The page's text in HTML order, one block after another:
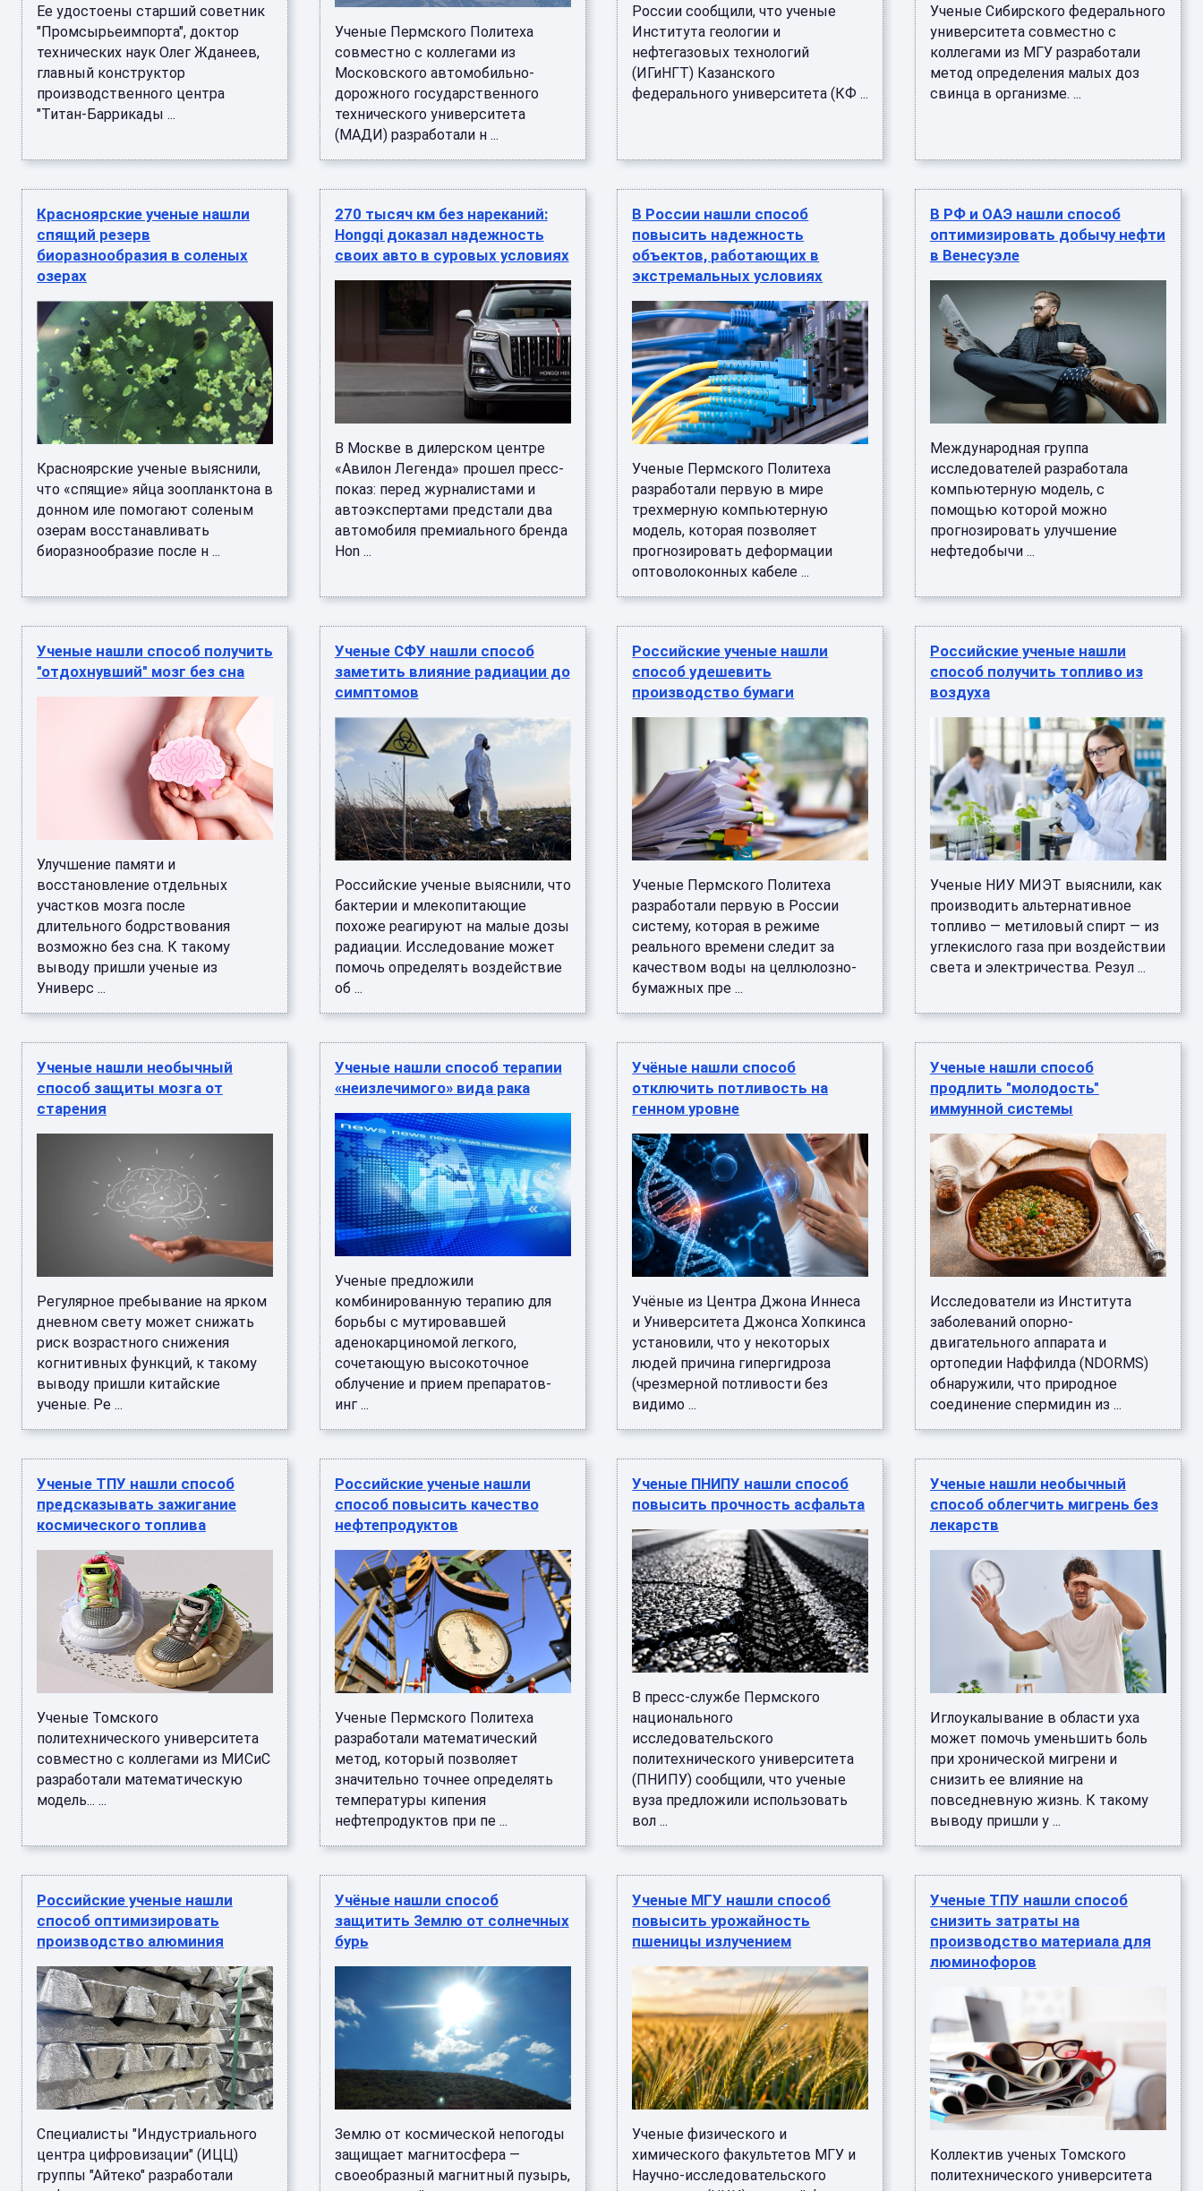
Ее удостоены старший советник
"Промсырьеимпорта", доктор
технических наук Олег Жданеев,
главный конструктор
производственного центра
"Титан-Баррикады ...
Ученые Пермского Политеха
совместно с коллегами из
Московского автомобильно-
дорожного государственного
технического университета
(МАДИ) разработали н ...
России сообщили, что ученые
Института геологии и
нефтегазовых технологий
(ИГиНГТ) Казанского
федерального университета (КФ ...
Ученые Сибирского федерального
университета совместно с
коллегами из МГУ разработали
метод определения малых доз
свинца в организме. ...
Красноярские ученые нашли
спящий резерв
биоразнообразия в соленых
озерах
Красноярские ученые выяснили,
что «спящие» яйца зоопланктона в
донном иле помогают соленым
озерам восстанавливать
биоразнообразие после н ...
270 тысяч км без нареканий:
Hongqi доказал надежность
своих авто в суровых условиях
В Москве в дилерском центре
«Авилон Легенда» прошел пресс-
показ: перед журналистами и
автоэкспертами предстали два
автомобиля премиального бренда
Hon ...
В России нашли способ
повысить надежность
объектов, работающих в
экстремальных условиях
Ученые Пермского Политеха
разработали первую в мире
трехмерную компьютерную
модель, которая позволяет
прогнозировать деформации
оптоволоконных кабеле ...
В РФ и ОАЭ нашли способ
оптимизировать добычу нефти
в Венесуэле
Международная группа
исследователей разработала
компьютерную модель, с
помощью которой можно
прогнозировать улучшение
нефтедобычи ...
Ученые нашли способ получить
"отдохнувший" мозг без сна
Улучшение памяти и
восстановление отдельных
участков мозга после
длительного бодрствования
возможно без сна. К такому
выводу пришли ученые из
Универс ...
Ученые СФУ нашли способ
заметить влияние радиации до
симптомов
Российские ученые выяснили, что
бактерии и млекопитающие
похоже реагируют на малые дозы
радиации. Исследование может
помочь определять воздействие
об ...
Российские ученые нашли
способ удешевить
производство бумаги
Ученые Пермского Политеха
разработали первую в России
систему, которая в режиме
реального времени следит за
качеством воды на целлюлозно-
бумажных пре ...
Российские ученые нашли
способ получить топливо из
воздуха
Ученые НИУ МИЭТ выяснили, как
производить альтернативное
топливо — метиловый спирт — из
углекислого газа при воздействии
света и электричества. Резул ...
Ученые нашли необычный
способ защиты мозга от
старения
Регулярное пребывание на ярком
дневном свету может снижать
риск возрастного снижения
когнитивных функций, к такому
выводу пришли китайские
ученые. Ре ...
Ученые нашли способ терапии
«неизлечимого» вида рака
Ученые предложили
комбинированную терапию для
борьбы с мутировавшей
аденокарциномой легкого,
сочетающую высокоточное
облучение и прием препаратов-
инг ...
Учёные нашли способ
отключить потливость на
генном уровне
Учёные из Центра Джона Иннеса
и Университета Джонса Хопкинса
установили, что у некоторых
людей причина гипергидроза
(чрезмерной потливости без
видимо ...
Ученые нашли способ
продлить "молодость"
иммунной системы
Исследователи из Института
заболеваний опорно-
двигательного аппарата и
ортопедии Наффилда (NDORMS)
обнаружили, что природное
соединение спермидин из ...
Ученые ТПУ нашли способ
предсказывать зажигание
космического топлива
Ученые Томского
политехнического университета
совместно с коллегами из МИСиС
разработали математическую
модель... ...
Российские ученые нашли
способ повысить качество
нефтепродуктов
Ученые Пермского Политеха
разработали математический
метод, который позволяет
значительно точнее определять
температуры кипения
нефтепродуктов при пе ...
Ученые ПНИПУ нашли способ
повысить прочность асфальта
В пресс-службе Пермского
национального
исследовательского
политехнического университета
(ПНИПУ) сообщили, что ученые
вуза предложили использовать
вол ...
Ученые нашли необычный
способ облегчить мигрень без
лекарств
Иглоукалывание в области уха
может помочь уменьшить боль
при хронической мигрени и
снизить ее влияние на
повседневную жизнь. К такому
выводу пришли у ...
Российские ученые нашли
способ оптимизировать
производство алюминия
Специалисты "Индустриального
центра цифровизации" (ИЦЦ)
группы "Айтеко" разработали
Учёные нашли способ
защитить Землю от солнечных
бурь
Землю от космической непогоды
защищает магнитосфера —
своеобразный магнитный пузырь,
Ученые МГУ нашли способ
повысить урожайность
пшеницы излучением
Ученые физического и
химического факультетов МГУ и
Научно-исследовательского
Ученые ТПУ нашли способ
снизить затраты на
производство материала для
люминофоров
Коллектив ученых Томского
политехнического университета